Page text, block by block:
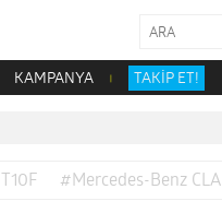
KAMPANYA TAKİP ET!
#Mercedes-Benz CLA